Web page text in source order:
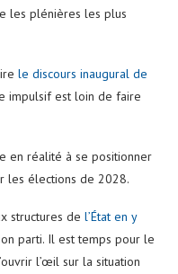
les plénières les plus
le discours inaugural de
impulsif est loin de faire
en réalité à se positionner
les élections de 2028.
structures de l’État en y
parti. Il est temps pour le
l’œil sur la situation